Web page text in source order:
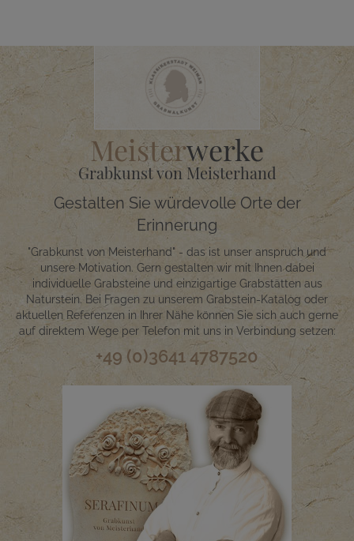
Meisterwerke
Grabkunst von Meisterhand
Gestalten Sie würdevolle Orte der
Erinnerung
"Grabkunst von Meisterhand" - das ist unser anspruch und
unsere Motivation. Gern gestalten wir mit Ihnen dabei
individuelle Grabsteine und einzigartige Grabstätten aus
Naturstein. Bei Fragen zu unserem Grabstein-Katalog oder
aktuellen Referenzen in Ihrer Nähe können Sie sich auch gerne
auf direktem Wege per Telefon mit uns in Verbindung setzen:
+49 (0)3641 4787520